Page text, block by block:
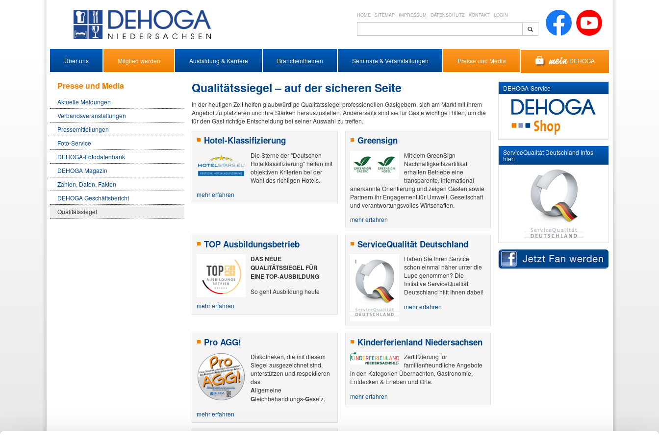
HOME SITEMAP IMPRESSUM DATENSCHUTZ KONTAKT LOGIN
Über uns Mitglied werden Ausbildung & Karriere Branchenthemen Seminare & Veranstaltungen Presse und Media DEHOGA
Presse und Media
Aktuelle Meldungen
Verbandsveranstaltungen
Pressemitteilungen
Foto-Service
DEHOGA-Fotodatenbank
DEHOGA Magazin
Zahlen, Daten, Fakten
DEHOGA Geschäftsbericht
Qualitätssiegel
Qualitätssiegel – auf der sicheren Seite
In der heutigen Zeit helfen glaubwürdige Qualitätssiegel professionellen Gastgebern, sich am Markt mit ihrem
Angebot zu platzieren und ihre Stärken herauszustellen. Andererseits sind sie für Gäste wichtige Hilfen, um die
für den Gast richtige Entscheidung bei seiner Auswahl zu treffen.
Hotel-Klassifizierung
Die Sterne der "Deutschen
Hotelklassifizierung" helfen mit
objektiven Kriterien bei der
Wahl des richtigen Hotels.
mehr erfahren
Greensign
Mit dem GreenSign
Nachhaltigkeitszertifikat
erhalten Betriebe eine
transparente, international
anerkannte Orientierung und zeigen Gästen sowie
Partnern ihr Engagement für Umwelt, Gesellschaft
und verantwortungsvolles Wirtschaften.
mehr erfahren
TOP Ausbildungsbetrieb
DAS NEUE
QUALITÄTSSIEGEL FÜR
EINE TOP-AUSBILDUNG
So geht Ausbildung heute
mehr erfahren
ServiceQualität Deutschland
Haben Sie Ihren Service
schon einmal näher unter die
Lupe genommen? Die
Initiative ServiceQualtiät
Deutschland hilft Ihnen dabei!
mehr erfahren
Pro AGG!
Diskotheken, die mit diesem
Siegel ausgezeichnet sind,
unterstützen und respektieren
das
Allgemeine
Gleichbehandlungs-Gesetz.
mehr erfahren
Kinderferienland Niedersachsen
Zertifizierung für
familienfreundliche Angebote
in den Kategorien Übernachten, Gastronomie,
Entdecken & Erleben und Orte.
mehr erfahren
DEHOGA-Service
ServiceQualität Deutschland Infos
hier: